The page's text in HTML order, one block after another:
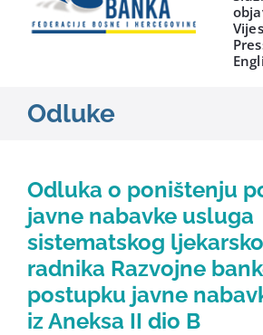
Odluke
Odluka o poništenju
javne nabavke usluga
sistematskog
radnika Razvojne
postupku javne
iz Aneksa II dio B